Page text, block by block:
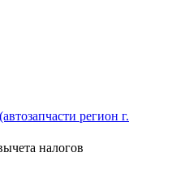
регион г.
налогов